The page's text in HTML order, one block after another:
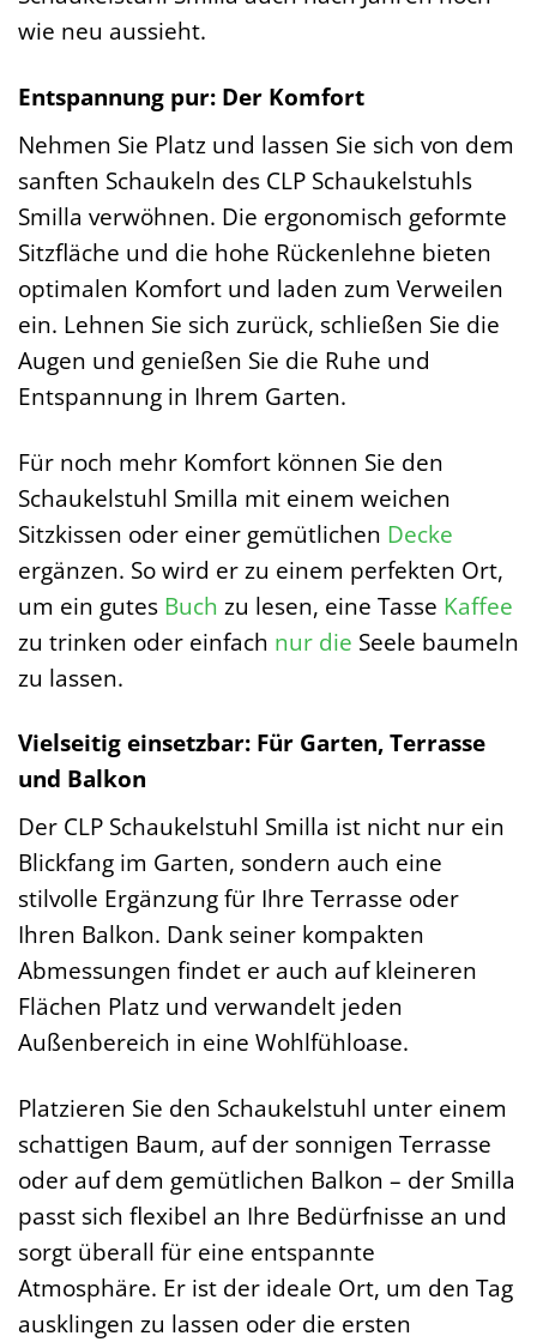
wie neu aussieht.
Entspannung pur: Der Komfort
Nehmen Sie Platz und lassen Sie sich von dem
sanften Schaukeln des CLP Schaukelstuhls
Smilla verwöhnen. Die ergonomisch geformte
Sitzfläche und die hohe Rückenlehne bieten
optimalen Komfort und laden zum Verweilen
ein. Lehnen Sie sich zurück, schließen Sie die
Augen und genießen Sie die Ruhe und
Entspannung in Ihrem Garten.
Für noch mehr Komfort können Sie den
Schaukelstuhl Smilla mit einem weichen
Sitzkissen oder einer gemütlichen Decke
ergänzen. So wird er zu einem perfekten Ort,
um ein gutes Buch zu lesen, eine Tasse Kaffee
zu trinken oder einfach nur die Seele baumeln
zu lassen.
Vielseitig einsetzbar: Für Garten, Terrasse
und Balkon
Der CLP Schaukelstuhl Smilla ist nicht nur ein
Blickfang im Garten, sondern auch eine
stilvolle Ergänzung für Ihre Terrasse oder
Ihren Balkon. Dank seiner kompakten
Abmessungen findet er auch auf kleineren
Flächen Platz und verwandelt jeden
Außenbereich in eine Wohlfühloase.
Platzieren Sie den Schaukelstuhl unter einem
schattigen Baum, auf der sonnigen Terrasse
oder auf dem gemütlichen Balkon – der Smilla
passt sich flexibel an Ihre Bedürfnisse an und
sorgt überall für eine entspannte
Atmosphäre. Er ist der ideale Ort, um den Tag
ausklingen zu lassen oder die ersten